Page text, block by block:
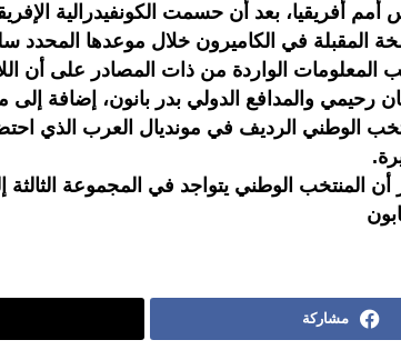
أمم أفريقيا، بعد أن حسمت الكونفيدرالية
المقبلة في الكاميرون خلال موعدها المحدد سلفا في 9 من شهر
الواردة من ذات المصادر على أن
رحيمي والمدافع الدولي بدر بانون، إضافة
الوطني الرديف في مونديال العرب الذي
أن المنتخب الوطني يتواجد في المجموعة الثالثة
مشاركة